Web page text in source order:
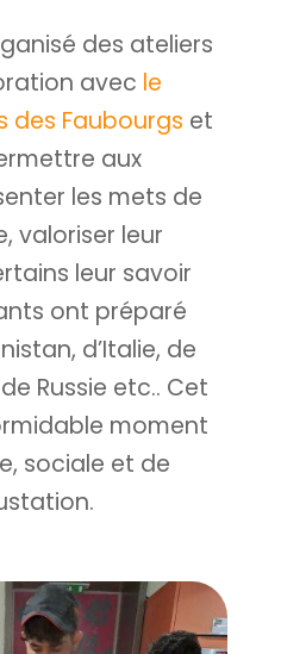
des ateliers
avec le
des Faubourgs et
aux
les mets de
valoriser leur
leur savoir
ont préparé
d’Italie, de
Russie etc.. Cet
moment
sociale et de